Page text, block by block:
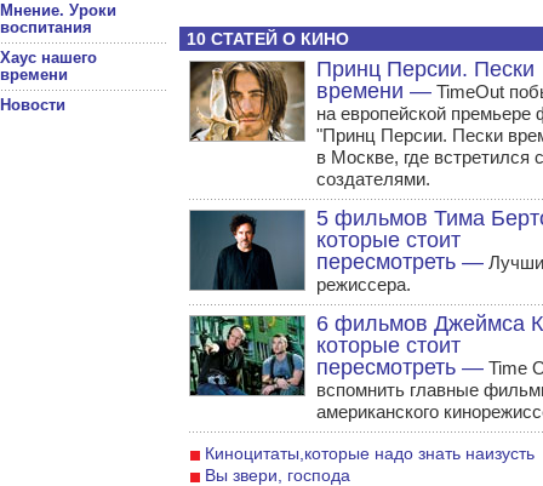
Мнение. Уроки
воспитания
Хаус нашего
времени
Новости
10 СТАТЕЙ О КИНО
Принц Персии. Пески
времени — TimeOut
на европейской премьере
"Принц Персии. Пески
в Москве, где встретился
создателями.
5 фильмов Тима
которые стоит
пересмотреть —
режиссера.
6 фильмов Джеймса
которые стоит
пересмотреть — Time
вспомнить главные
американского
Киноцитаты,которые надо знать наизусть
Вы звери, господа